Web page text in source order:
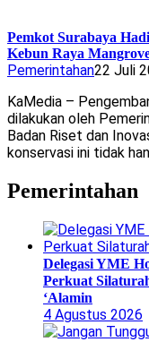
Pemkot Surabaya
Kebun Raya
Pemerintahan22 Juli
KaMedia –
dilakukan oleh
Badan Riset dan
konservasi ini tidak
Pemerintahan
Delegasi YME
Perkuat
‘Alamin
4 Agustus 2026